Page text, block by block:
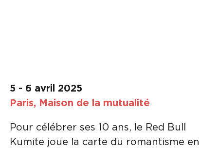
5 - 6 avril 2025
Paris, Maison de la mutualité
Pour célébrer ses 10 ans, le Red Bull
Kumite joue la carte du romantisme en